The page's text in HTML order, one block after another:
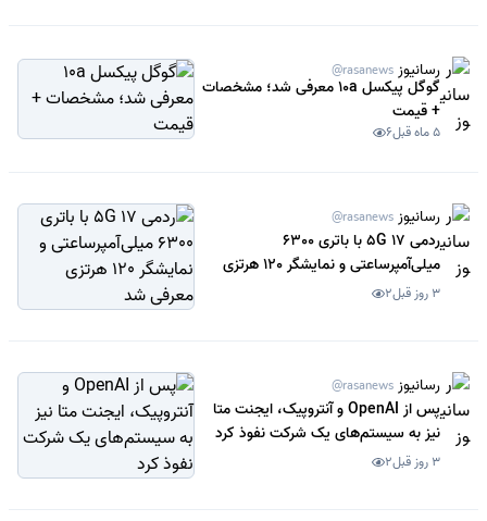
رسانیوز @rasanews
گوگل پیکسل 10a معرفی شد؛ مشخصات
+ قیمت
5 ماه قبل 6
رسانیوز @rasanews
ردمی 17 5G با باتری 6300
میلی‌آمپرساعتی و نمایشگر 120 هرتزی
معرفی شد
3 روز قبل 2
رسانیوز @rasanews
پس از OpenAI و آنتروپیک، ایجنت متا
نیز به سیستم‌های یک شرکت نفوذ کرد
3 روز قبل 2